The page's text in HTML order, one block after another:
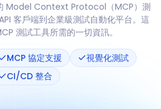
Model Context Protocol（MCP）測
客戶端到企業級測試自動化平台。這
測試工具所需的一切資訊。
MCP 協定支援
視覺化測試
CI/CD 整合